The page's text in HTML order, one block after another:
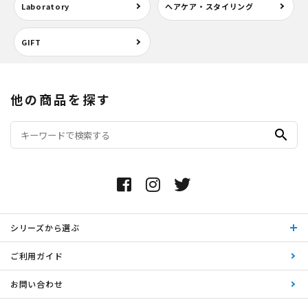
Laboratory ヘアケア・スタイリング
GIFT
他の商品を探す
search
シリーズから選ぶ
ご利用ガイド
お問い合わせ